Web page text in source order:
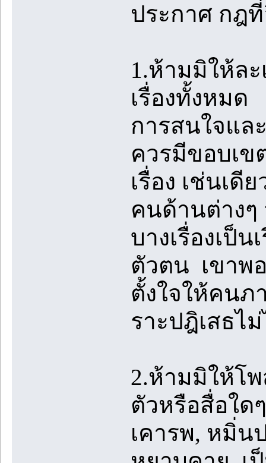
ประกาศ กฎ
1.ห้ามมิให้ล
เรื่องทั้งหมด
การสนใจแล
ควรมีขอบเข
เรื่อง เช่นเ
คนด้านต่างๆ
บางเรื่องเป็น
ตัวตน เขาพ
ตั้งใจให้คนภ
ราะปฎิเสธไ
2.ห้ามมิให้โ
ตัวหรือสื่อใด
เคารพ, หมิ่น